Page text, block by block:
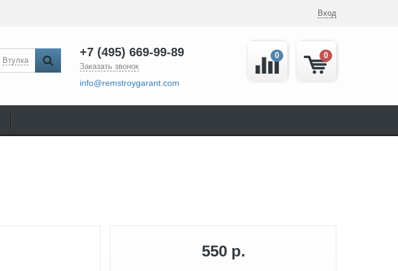
Вход
Втулка
+7 (495) 669-99-89
Заказать звонок
info@remstroygarant.com
0
0
550 р.